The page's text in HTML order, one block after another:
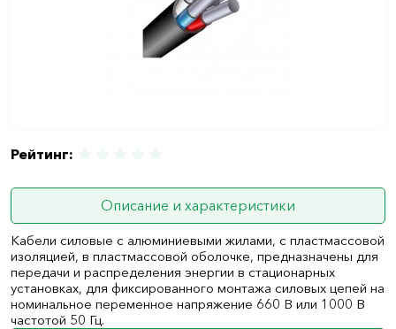
Рейтинг:
Описание и характеристики
Кабели силовые с алюминиевыми жилами, с пластмассовой
изоляцией, в пластмассовой оболочке, предназначены для
передачи и распределения энергии в стационарных
установках, для фиксированного монтажа силовых цепей на
номинальное переменное напряжение 660 В или 1000 В
частотой 50 Гц.